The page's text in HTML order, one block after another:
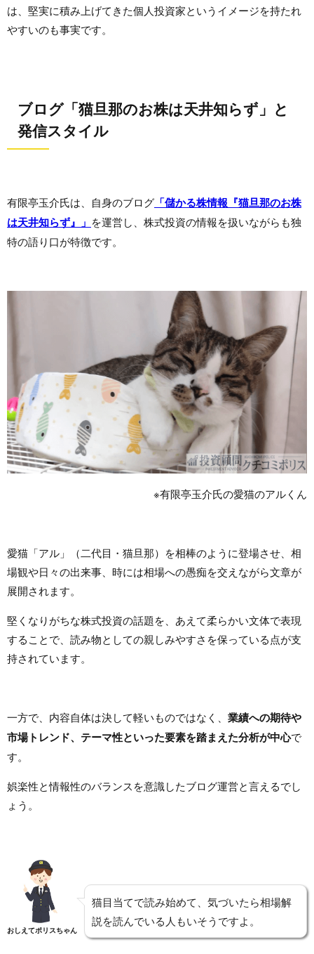
は、堅実に積み上げてきた個人投資家というイメージを持たれ
やすいのも事実です。
ブログ「猫旦那のお株は天井知らず」と
発信スタイル
有限亭玉介氏は、自身のブログ 「儲かる株情報『猫旦那のお株
は天井知らず』」 を運営し、株式投資の情報を扱いながらも独
特の語り口が特徴です。
※有限亭玉介氏の愛猫のアルくん
愛猫「アル」（二代目・猫旦那）を相棒のように登場させ、相
場観や日々の出来事、時には相場への愚痴を交えながら文章が
展開されます。
堅くなりがちな株式投資の話題を、あえて柔らかい文体で表現
することで、読み物としての親しみやすさを保っている点が支
持されています。
一方で、内容自体は決して軽いものではなく、 業績への期待や
市場トレンド、テーマ性といった要素を踏まえた分析が中心で
す。
娯楽性と情報性のバランスを意識したブログ運営と言えるでし
ょう。
おしえてポリスちゃん
猫目当てで読み始めて、気づいたら相場解
説を読んでいる人もいそうですよ。